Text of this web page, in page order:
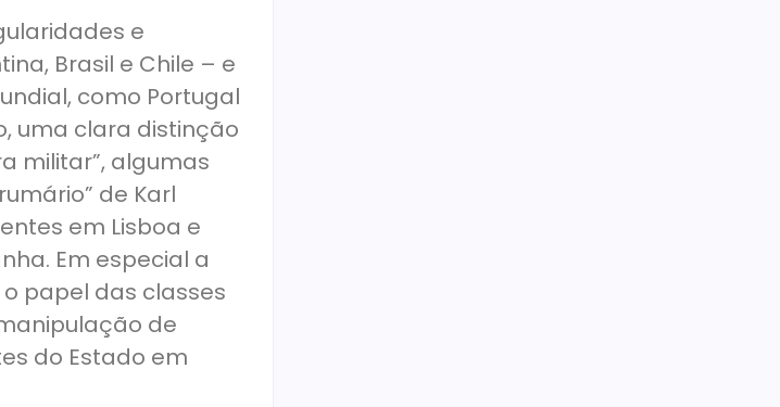
e
Brasil e Chile – e
como Portugal
uma clara distinção
militar”, algumas
de Karl
em Lisboa e
Em especial a
papel das classes
de
do Estado em